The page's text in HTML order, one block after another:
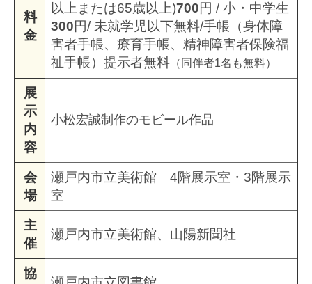
料
金
以上または65歳以上)700円 / 小・中学生
300円/ 未就学児以下無料/手帳（身体障
害者手帳、療育手帳、精神障害者保険福
祉手帳） 提示者無料 （同伴者1名も無料）​
展
示
内
容
小松宏誠制作のモビール作品
会
場
瀬戸内市立美術館 4階展示室・3階展示
室
主
催
瀬戸内市立美術館、山陽新聞社
協